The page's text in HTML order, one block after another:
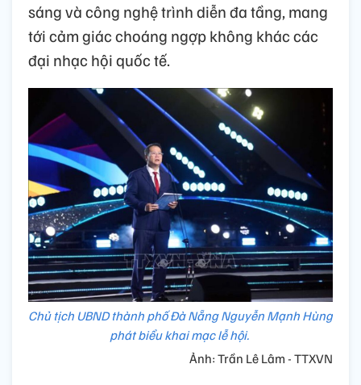
sáng và công nghệ trình diễn đa tầng, mang
tới cảm giác choáng ngợp không khác các
đại nhạc hội quốc tế.
Chủ tịch UBND thành phố Đà Nẵng Nguyễn Mạnh Hùng
phát biểu khai mạc lễ hội.
Ảnh: Trần Lê Lâm - TTXVN